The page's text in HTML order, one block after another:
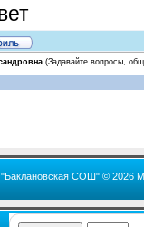
(Задавайте вопросы,
СОШ" © 2026